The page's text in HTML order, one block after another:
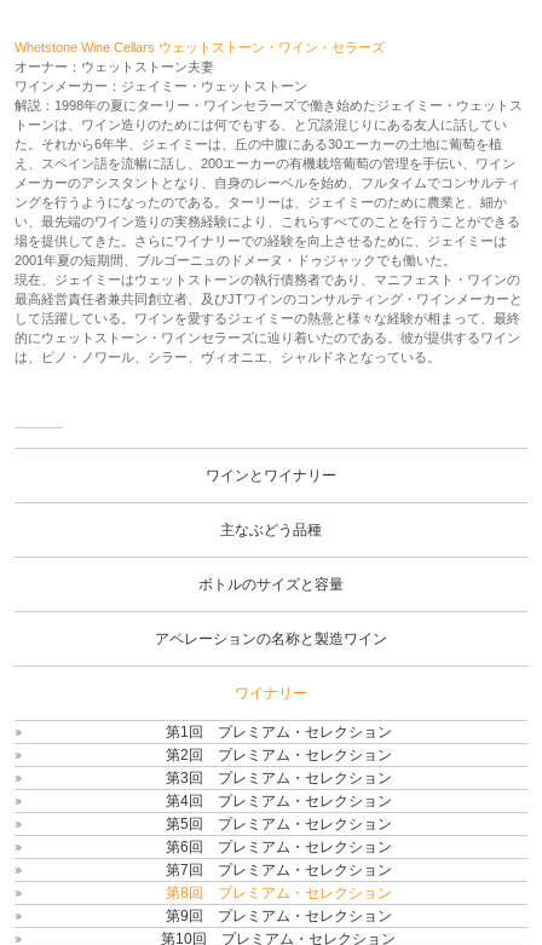
Whetstone Wine Cellars ウェットストーン・ワイン・セラーズ
オーナー：ウェットストーン夫妻
ワインメーカー：ジェイミー・ウェットストーン
解説：1998年の夏にターリー・ワインセラーズで働き始めたジェイミー・ウェットス
トーンは、ワイン造りのためには何でもする、と冗談混じりにある友人に話してい
た。それから6年半、ジェイミーは、丘の中腹にある30エーカーの土地に葡萄を植
え、スペイン語を流暢に話し、200エーカーの有機栽培葡萄の管理を手伝い、ワイン
メーカーのアシスタントとなり、自身のレーベルを始め、フルタイムでコンサルティ
ングを行うようになったのである。ターリーは、ジェイミーのために農業と、細か
い、最先端のワイン造りの実務経験により、これらすべてのことを行うことができる
場を提供してきた。さらにワイナリーでの経験を向上させるために、ジェイミーは
2001年夏の短期間、ブルゴーニュのドメーヌ・ドゥジャックでも働いた。
現在、ジェイミーはウェットストーンの執行債務者であり、マニフェスト・ワインの
最高経営責任者兼共同創立者、及びJTワインのコンサルティング・ワインメーカーと
して活躍している。ワインを愛するジェイミーの熱意と様々な経験が相まって、最終
的にウェットストーン・ワインセラーズに辿り着いたのである。彼が提供するワイン
は、ピノ・ノワール、シラー、ヴィオニエ、シャルドネとなっている。
ワイ
ンと
ワインとワイナリー
主なぶどう品種
ボトルのサイズと容量
アペレーションの名称と製造ワイン
ワイナリー
第1回 プレミアム・セレクション
第2回 プレミアム・セレクション
第3回 プレミアム・セレクション
第4回 プレミアム・セレクション
第5回 プレミアム・セレクション
第6回 プレミアム・セレクション
第7回 プレミアム・セレクション
第8回 プレミアム・セレクション
第9回 プレミアム・セレクション
第10回 プレミアム・セレクション